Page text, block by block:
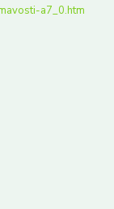
a7_0.htm